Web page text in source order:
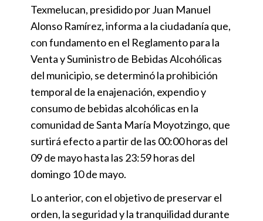
Texmelucan, presidido por Juan Manuel
Alonso Ramírez, informa a la ciudadanía que,
con fundamento en el Reglamento para la
Venta y Suministro de Bebidas Alcohólicas
del municipio, se determinó la prohibición
temporal de la enajenación, expendio y
consumo de bebidas alcohólicas en la
comunidad de Santa María Moyotzingo, que
surtirá efecto a partir de las 00:00 horas del
09 de mayo hasta las 23:59 horas del
domingo 10 de mayo.
Lo anterior, con el objetivo de preservar el
orden, la seguridad y la tranquilidad durante